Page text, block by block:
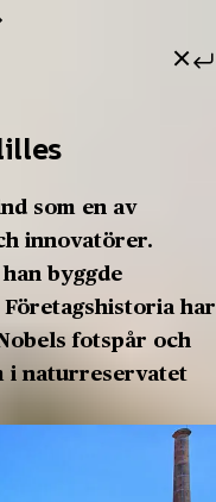
som en av
innovatörer.
byggde
har
fotspår och
i naturreservatet